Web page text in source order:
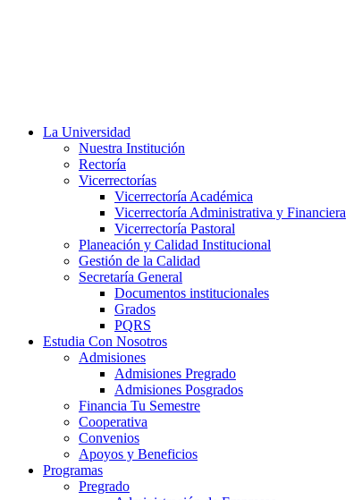
La Universidad
Nuestra Institución
Rectoría
Vicerrectorías
Vicerrectoría Académica
Vicerrectoría Administrativa y Financiera
Vicerrectoría Pastoral
Planeación y Calidad Institucional
Gestión de la Calidad
Secretaría General
Documentos institucionales
Grados
PQRS
Estudia Con Nosotros
Admisiones
Admisiones Pregrado
Admisiones Posgrados
Financia Tu Semestre
Cooperativa
Convenios
Apoyos y Beneficios
Programas
Pregrado